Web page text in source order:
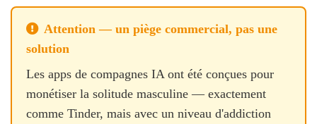
Attention — un piège commercial, pas une
solution
Les apps de compagnes IA ont été conçues pour
monétiser la solitude masculine — exactement
comme Tinder, mais avec un niveau d'addiction